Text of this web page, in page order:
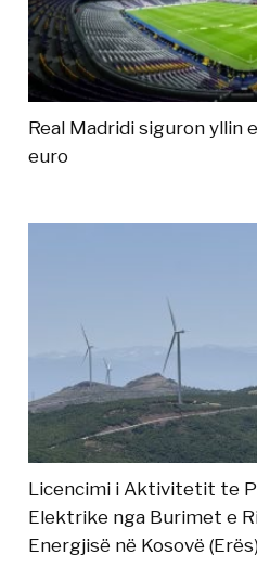
Real Madridi siguron yllin
euro
Licencimi i Aktivitetit te
Elektrike nga Burimet e
Energjisë në Kosovë